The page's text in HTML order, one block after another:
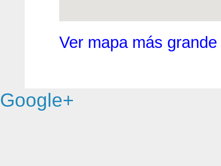
Ver mapa más grande
Google+